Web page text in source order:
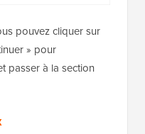
pouvez cliquer sur
» pour
passer à la section